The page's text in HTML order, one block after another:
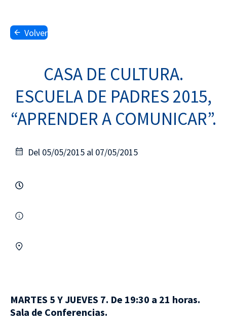
Volver
CASA DE CULTURA.
ESCUELA DE PADRES 2015,
“APRENDER A COMUNICAR”.
Del 05/05/2015 al 07/05/2015
MARTES 5 Y JUEVES 7. De 19:30 a 21 horas.
Sala de Conferencias.